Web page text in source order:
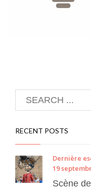
RECENT POSTS
Dernière
19
Scène